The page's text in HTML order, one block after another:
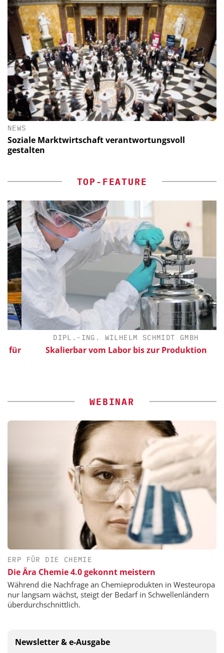
NEWS
Soziale Marktwirtschaft verantwortungsvoll
gestalten
TOP-FEATURE
DIPL.-ING. WILHELM SCHMIDT GMBH
Skalierbar vom Labor bis zur Produktion
WEBINAR
ERP FÜR DIE CHEMIE
Die Ära Chemie 4.0 gekonnt meistern
Während die Nachfrage an Chemieprodukten in Westeuropa
nur langsam wächst, steigt der Bedarf in Schwellenländern
überdurchschnittlich.
Newsletter & e-Ausgabe